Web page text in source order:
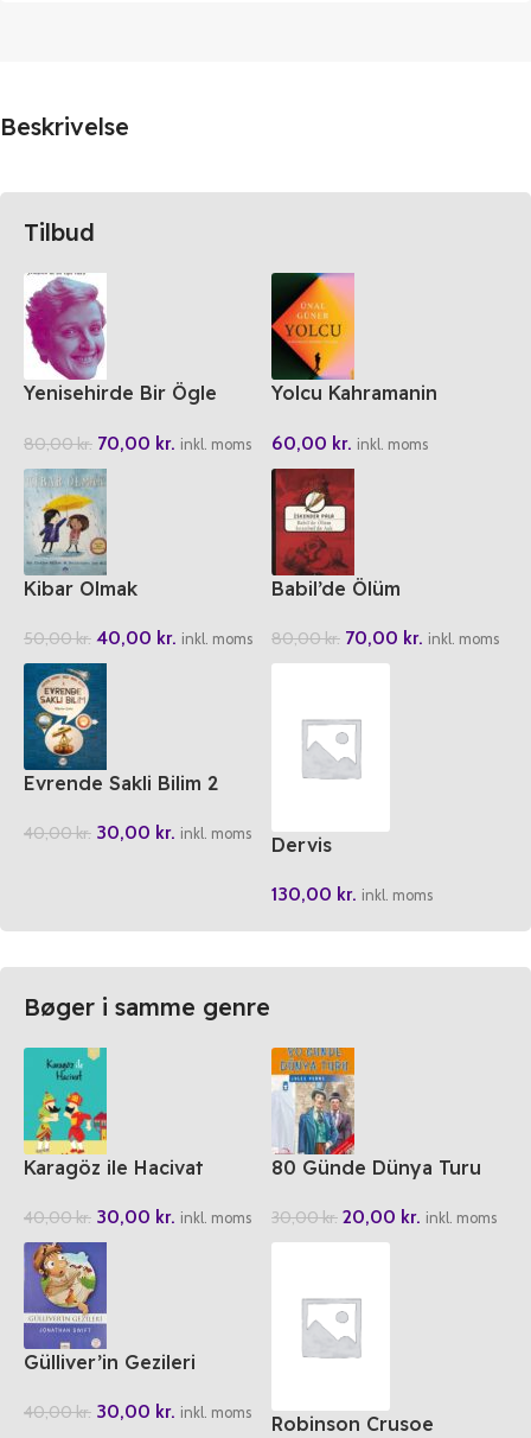
Beskrivelse
Tilbud
Yenisehirde Bir Ögle
80,00kr. 70,00 kr. inkl. moms
Yolcu Kahramanin
60,00 kr. inkl. moms
Kibar Olmak
50,00kr. 40,00 kr. inkl. moms
Babil’de Ölüm
80,00kr. 70,00 kr. inkl. moms
Evrende Sakli Bilim 2
40,00kr. 30,00 kr. inkl. moms Dervis
130,00 kr. inkl. moms
Bøger i samme genre
Karagöz ile Hacivat
40,00kr. 30,00 kr. inkl. moms
80 Günde Dünya Turu
30,00kr. 20,00 kr. inkl. moms
Gülliver’in Gezileri
40,00kr. 30,00 kr. inkl. moms Robinson Crusoe